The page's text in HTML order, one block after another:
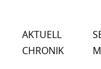
AKTUELL
CHRONIK